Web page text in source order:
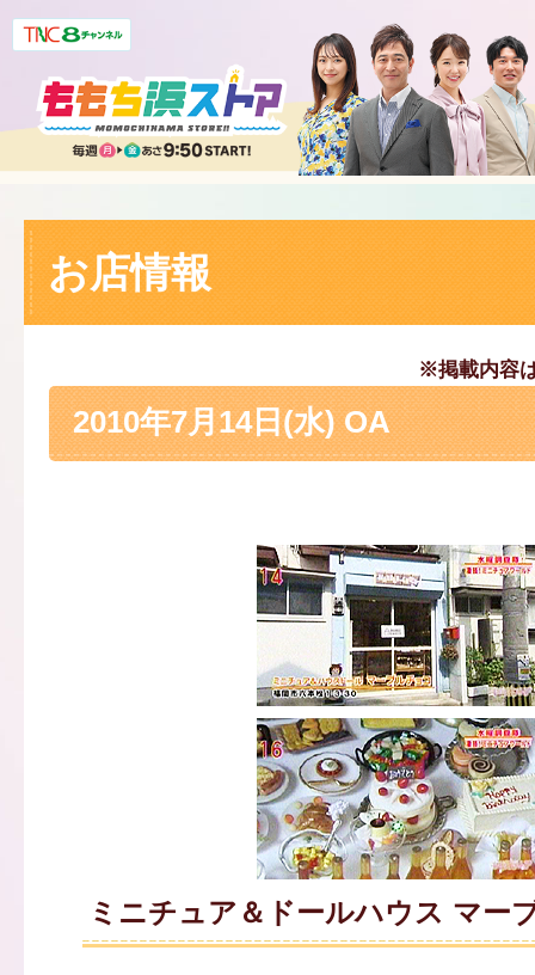
お店情報
※掲載内容
2010年7月14日(水) OA
ミニチュア＆ドールハウス マー